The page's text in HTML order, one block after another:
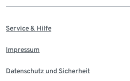
Service & Hilfe
Impressum
Datenschutz und Sicherheit